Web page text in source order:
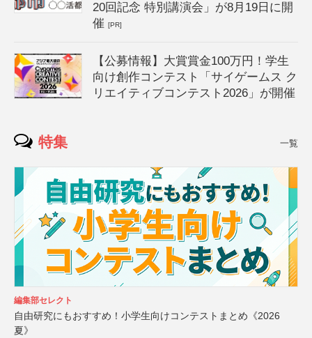
20回記念 特別講演会」が8月19日に開
催[PR]
【公募情報】大賞賞金100万円！学生
向け創作コンテスト「サイゲームス ク
リエイティブコンテスト2026」が開催
特集 一覧
編集部セレクト
自由研究にもおすすめ！小学生向けコンテストまとめ《2026
夏》